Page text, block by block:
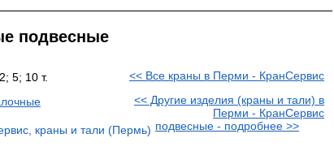
подвесные
<< Все краны в Перми - КранСервис
<< Другие изделия (краны и тали) в
Перми - КранСервис
5; 10 т.
подвесные - подробнее >>